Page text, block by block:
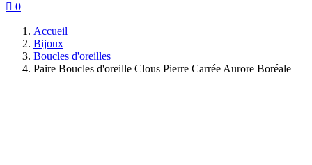
 0
Accueil
Bijoux
Boucles d'oreilles
Paire Boucles d'oreille Clous Pierre Carrée Aurore Boréale